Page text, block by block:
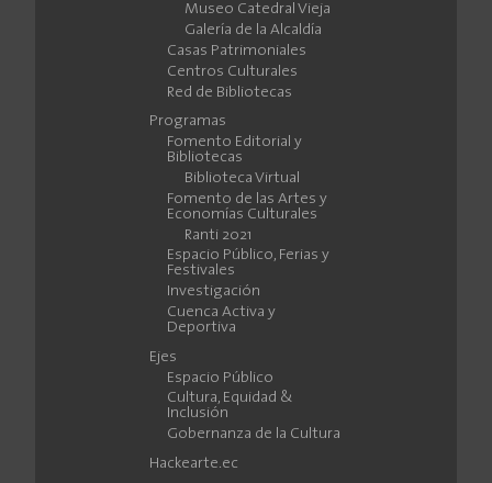
Museo Catedral Vieja
Galería de la Alcaldía
Casas Patrimoniales
Centros Culturales
Red de Bibliotecas
Programas
Fomento Editorial y
Bibliotecas
Biblioteca Virtual
Fomento de las Artes y
Economías Culturales
Ranti 2021
Espacio Público, Ferias y
Festivales
Investigación
Cuenca Activa y
Deportiva
Ejes
Espacio Público
Cultura, Equidad &
Inclusión
Gobernanza de la Cultura
Hackearte.ec